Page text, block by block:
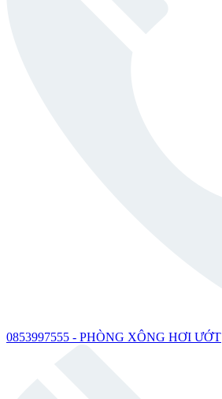
0853997555 - PHÒNG XÔNG HƠI ƯỚT